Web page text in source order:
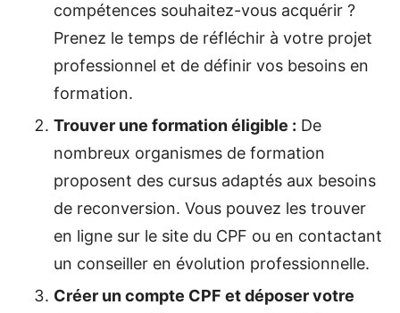
compétences souhaitez-vous acquérir ?
Prenez le temps de réfléchir à votre projet
professionnel et de définir vos besoins en
formation.
Trouver une formation éligible : De
nombreux organismes de formation
proposent des cursus adaptés aux besoins
de reconversion. Vous pouvez les trouver
en ligne sur le site du CPF ou en contactant
un conseiller en évolution professionnelle.
Créer un compte CPF et déposer votre